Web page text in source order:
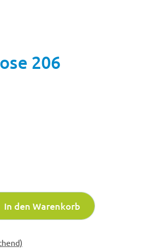
206
In den Warenkorb